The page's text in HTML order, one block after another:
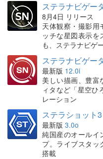
ステラナビゲー
8月4日 リリース
天体観察・撮影用
ッチな星図表示
も、ステラナビゲ
ステラナビゲー
最新版 12.0i
美しい描画、豊富
ィタなど「星空ひ
レーション
ステラショット3
最新版 3.0o
純国産のオールイ
プ。ライブスタッ
搭載